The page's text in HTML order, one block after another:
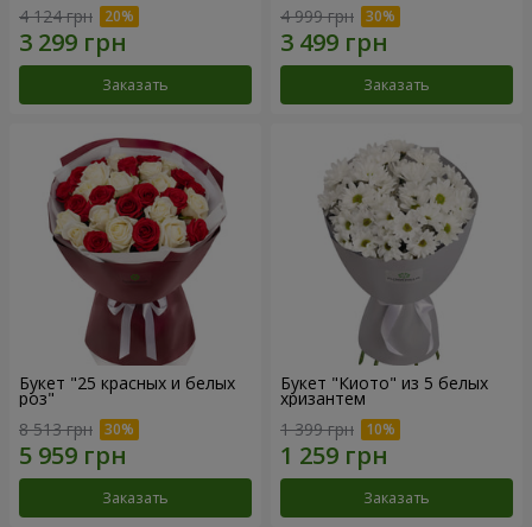
4 124 грн
Заказать
4 999 грн
Заказать
Букет "25 красных и белых
роз"
8 513 грн
Заказать
Букет "Киото" из 5 белых
хризантем
1 399 грн
Заказать